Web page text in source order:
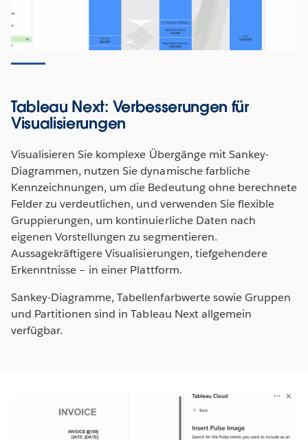
Tableau Next: Verbesserungen für
Visualisierungen
Visualisieren Sie komplexe Übergänge mit Sankey-
Diagrammen, nutzen Sie dynamische farbliche
Kennzeichnungen, um die Bedeutung ohne berechnete
Felder zu verdeutlichen, und verwenden Sie flexible
Gruppierungen, um kontinuierliche Daten nach
eigenen Vorstellungen zu segmentieren.
Aussagekräftigere Visualisierungen, tiefgehendere
Erkenntnisse – in einer Plattform.
Sankey-Diagramme, Tabellenfarbwerte sowie Gruppen
und Partitionen sind in Tableau Next allgemein
verfügbar.